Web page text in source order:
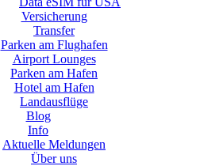
Versicherung
Transfer
Parken am Flughafen
Airport Lounges
Parken am Hafen
Hotel am Hafen
Landausflüge
Blog
Info
Aktuelle Meldungen
Über uns